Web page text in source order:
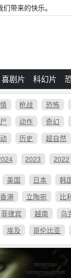
带来的快乐。
喜剧片 科幻片
枪战 恐怖
动作 奇幻
历史 超自然
2023 2022
美国 日本 韩
香港 立陶宛 比
菲律宾 越南 乌
埃及 哥伦比亚